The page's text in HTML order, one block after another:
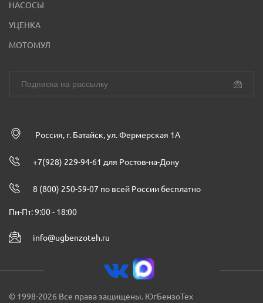
НАСОСЫ
УЦЕНКА
МОТОМУЛ
Россия, г. Батайск, ул. Фермерская 1А
+7(928) 229-94-61 для Ростов-на-Дону
8 (800) 250-59-07 по всей России бесплатно
Пн-Пт: 9:00 - 18:00
info@ugbenzoteh.ru
© 1998-2026 Все права защищены. ЮгБензоТех